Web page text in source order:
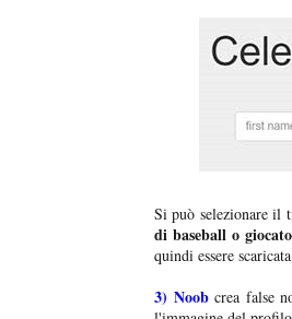
Si può selezionare
di baseball o
quindi essere
3) Noobcrea false